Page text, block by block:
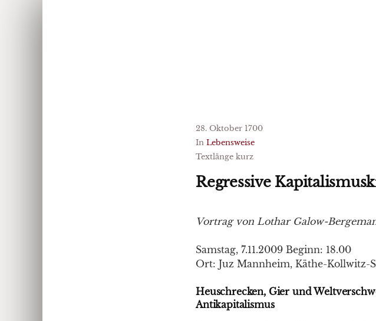
28. Oktober 1700
In Lebensweise
Textlänge kurz
Regressive
Vortrag von Lothar Galow-
Samstag, 7.11.2009 Beginn: 18.00
Ort: Juz Mannheim, Käthe-Kollwitz-
Heuschrecken, Gier und
Antikapitalismus